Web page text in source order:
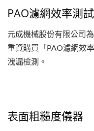
PAO濾網效率測
元成機械股份有限公司
重資購買「PAO濾網效
洩漏檢測。
表面粗糙度儀器